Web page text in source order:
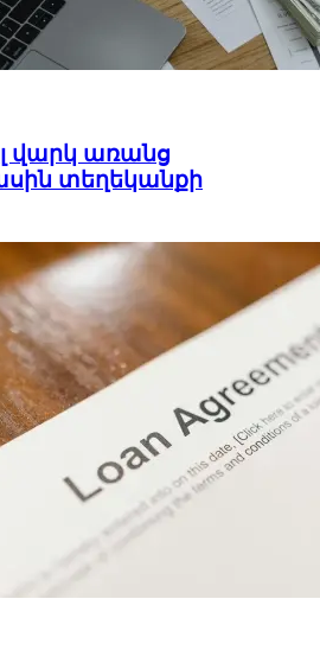
վարկ առանց
տեղեկանքի